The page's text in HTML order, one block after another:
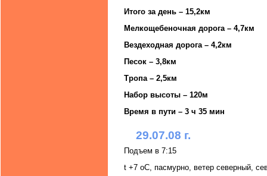
Итого за день – 15,2км
Мелкощебеночная дорога – 4,7км
Вездеходная дорога – 4,2км
Песок – 3,8км
Тропа – 2,5км
Набор высоты – 120м
Время в пути – 3 ч 35 мин
29.07.08 г.
Подъем в 7:15
t +7 oC, пасмурно, ветер северный,